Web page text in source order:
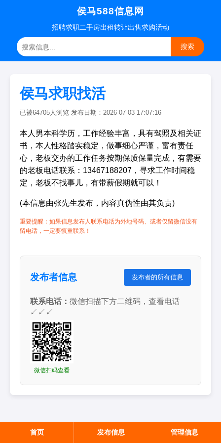
侯马588信息网
招聘求职二手房出租转让出售求购活动
搜索
侯马求职找活
已被64705人浏览 发布日期：2026-07-03 17:07:16
本人男本科学历，工作经验丰富，具有驾照及相关证
书，本人性格踏实稳定，做事细心严谨，富有责任
心，老板交办的工作任务按期保质保量完成，有需要
的老板电话联系：13467188207，寻求工作时间稳
定，老板不找事儿，有带薪假期就可以！
(本信息由张先生发布，内容真伪性由其负责)
重要提醒：如果信息发布人联系电话为外地号码、或者仅留微信没有
留电话，一定要慎重联系！
发布者信息 发布者的所有信息
联系电话： 微信扫描下方二维码，查看电话
↙↙↙
微信扫码查看
首页 发布信息 管理信息